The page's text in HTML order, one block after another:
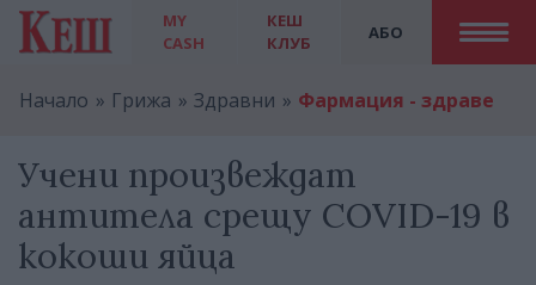
MY
CASH
АБО
КЕШ
КЛУБ
Начало Грижа Здравни Фармация - здраве
Учени произвеждат
антитела срещу COVID-19 в
кокоши яйца